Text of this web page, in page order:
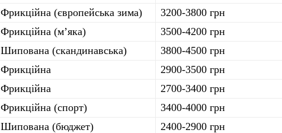
Фрикційна (європейська зима)
3200-3800 грн
Фрикційна (м’яка)
3500-4200 грн
Шипована (скандинавська)
3800-4500 грн
Фрикційна
2900-3500 грн
Фрикційна
2700-3400 грн
Фрикційна (спорт)
3400-4000 грн
Шипована (бюджет)
2400-2900 грн